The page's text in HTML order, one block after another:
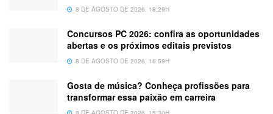
8 DE AGOSTO DE 2026, 18:29H
Concursos PC 2026: confira as oportunidades
abertas e os próximos editais previstos
8 DE AGOSTO DE 2026, 16:59H
Gosta de música? Conheça profissões para
transformar essa paixão em carreira